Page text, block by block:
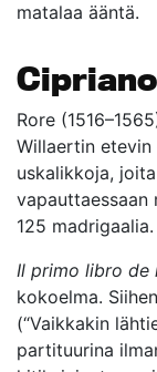
matalaa ääntä.
Rore
Willaertin etevin
uskalikkoja,
vapauttaessaan
125 madrigaalia.
Il primo libro de
kokoelma.
(“Vaikkakin
partituurina